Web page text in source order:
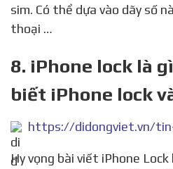
sim. Có thể dựa vào dãy số
thoại …
8. iPhone lock là
biết iPhone lock
Hy vọng bài viết iPhone Lock là gì ? 5 Cách nhận biết